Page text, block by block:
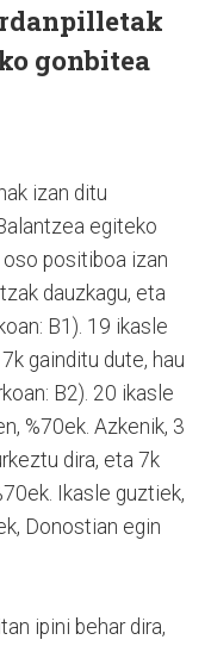
gonbitea
izan ditu
egiteko
oso positiboa izan
dauzkagu, eta
B1). 19 ikasle
gainditu dute, hau
B2). 20 ikasle
%70ek. Azkenik, 3
dira, eta 7k
Ikasle guztiek,
Donostian egin
ipini behar dira,